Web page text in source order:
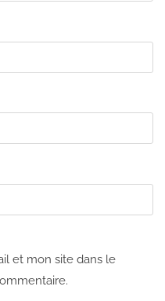
et mon site dans le